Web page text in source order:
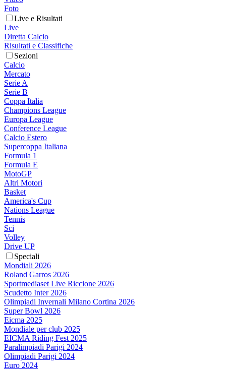
Foto
Live e Risultati
Live
Diretta Calcio
Risultati e Classifiche
Sezioni
Calcio
Mercato
Serie A
Serie B
Coppa Italia
Champions League
Europa League
Conference League
Calcio Estero
Supercoppa Italiana
Formula 1
Formula E
MotoGP
Altri Motori
Basket
America's Cup
Nations League
Tennis
Sci
Volley
Drive UP
Speciali
Mondiali 2026
Roland Garros 2026
Sportmediaset Live Riccione 2026
Scudetto Inter 2026
Olimpiadi Invernali Milano Cortina 2026
Super Bowl 2026
Eicma 2025
Mondiale per club 2025
EICMA Riding Fest 2025
Paralimpiadi Parigi 2024
Olimpiadi Parigi 2024
Euro 2024